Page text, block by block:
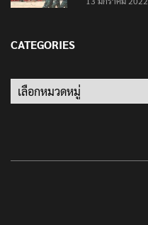
CATEGORIES
Categories